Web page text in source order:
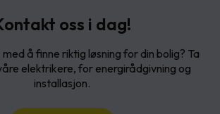
oss i dag!
å finne riktig løsning for din bolig? Ta
elektrikere, for energirådgivning og
installasjon.